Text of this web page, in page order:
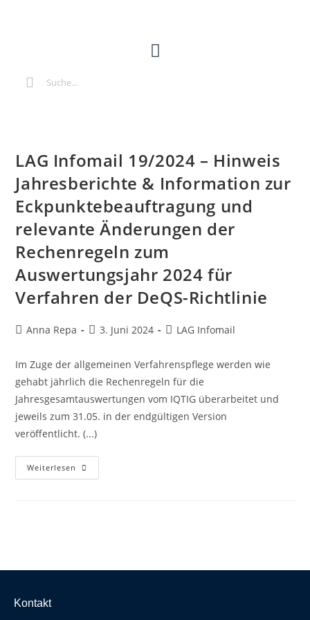
LAG Infomail 19/2024 – Hinweis
Jahresberichte & Information zur
Eckpunktebeauftragung und
relevante Änderungen der
Rechenregeln zum
Auswertungsjahr 2024 für
Verfahren der DeQS-Richtlinie
Anna Repa 3. Juni 2024 LAG Infomail
Im Zuge der allgemeinen Verfahrenspflege werden wie
gehabt jährlich die Rechenregeln für die
Jahresgesamtauswertungen vom IQTIG überarbeitet und
jeweils zum 31.05. in der endgültigen Version
veröffentlicht. (...)
Weiterlesen
Kontakt